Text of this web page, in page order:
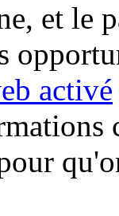
et le
activé